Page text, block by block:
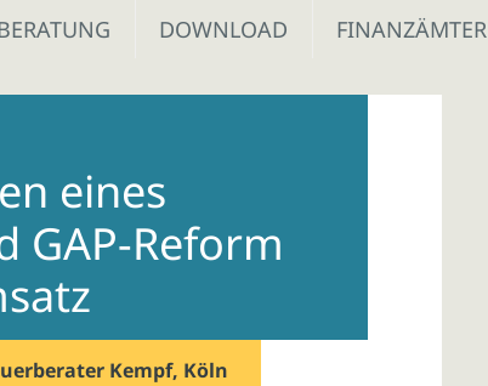
DOWNLOAD FINANZÄMTER
eines
GAP-Reform
Kempf, Köln